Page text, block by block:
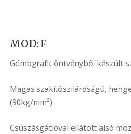
MOD:F
Gömbgrafit öntvényből készült
Magas szakítószilárdságú,
(90kg/mm²)
Csúszásgátlóval ellátott alsó